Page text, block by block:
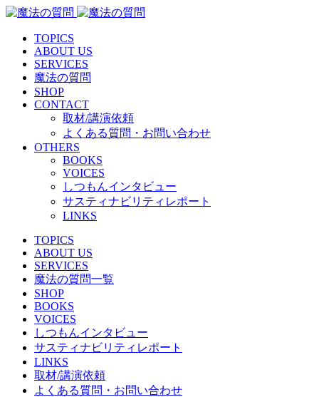
TOPICS
ABOUT US
SERVICES
魔法の質問
SHOP
CONTACT
取材/講演依頼
よくある質問・お問い合わせ
OTHERS
BOOKS
VOICES
しつもんインタビュー
サスティナビリティレポート
LINKS
TOPICS
ABOUT US
SERVICES
魔法の質問一覧
SHOP
BOOKS
VOICES
しつもんインタビュー
サスティナビリティレポート
LINKS
取材/講演依頼
よくある質問・お問い合わせ